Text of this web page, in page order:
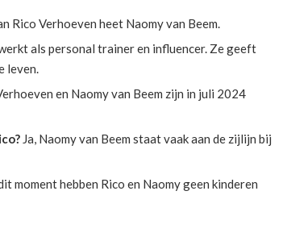
Rico Verhoeven heet Naomy van Beem.
als personal trainer en influencer. Ze geeft
leven.
en Naomy van Beem zijn in juli 2024
Ja, Naomy van Beem staat vaak aan de zijlijn bij
moment hebben Rico en Naomy geen kinderen